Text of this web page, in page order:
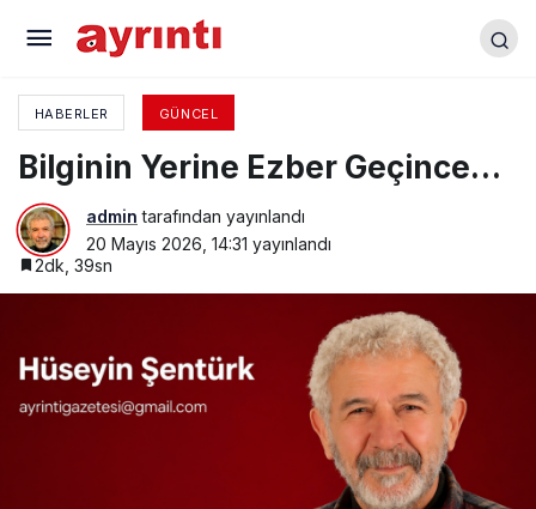
HABERLER GÜNCEL
Bilginin Yerine Ezber Geçince…
admin tarafından yayınlandı
20 Mayıs 2026, 14:31 yayınlandı
2dk, 39sn
İki Eser